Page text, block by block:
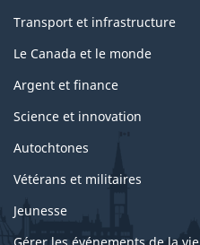
Transport et infrastructure
Le Canada et le monde
Argent et finance
Science et innovation
Autochtones
Vétérans et militaires
Jeunesse